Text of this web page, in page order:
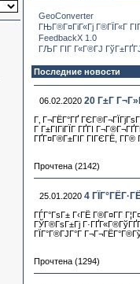
GeoConverter
ГЊГ®Г¤ГіГ«Гј Г®ГЇГ«Г
FeedbackX 1.0
ГЉГ ГІГ Г«Г®ГЈ
Последние новости
06.02.2020 20 Г±Г
Г‚ Г¬ГЁГ°ГҐ
Г Г±ГІГіГЇГ ГҐГІ
ГҐГ¤Г®Г±ГІГ ГІГЄГЁ, Г­Г®
Прочтена (2142)
25.01.2020 4
ГЃГ°ГѕГ± Г‹ГЁ Г®Г¤Г­Г
ГЎГ®ГѕГ±Гј
ГЇГ°Г®ГЈГ°Г
Прочтена (1294)